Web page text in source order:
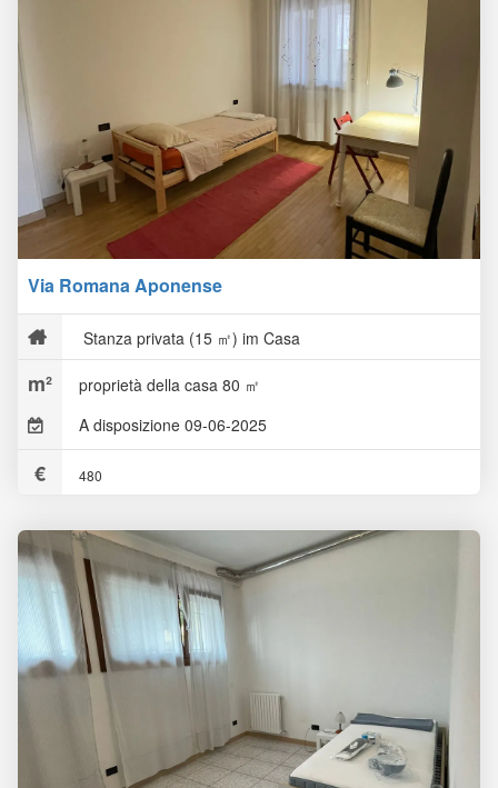
Via Romana Aponense
Stanza privata (15 ㎡) im Casa
proprietà della casa 80 ㎡
A disposizione 09-06-2025
480